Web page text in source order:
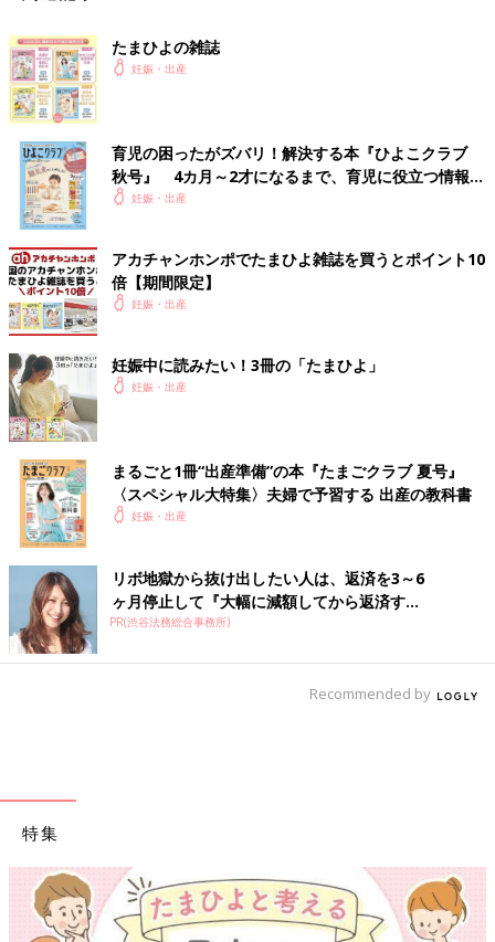
たまひよの雑誌
妊娠・出産
育児の困ったがズバリ！解決する本『ひよこクラブ
秋号』 4カ月～2才になるまで、育児に役立つ情報が
いっぱい！
妊娠・出産
アカチャンホンポでたまひよ雑誌を買うとポイント10
倍【期間限定】
妊娠・出産
妊娠中に読みたい！3冊の「たまひよ」
妊娠・出産
まるごと1冊“出産準備”の本『たまごクラブ 夏号』
〈スペシャル大特集〉夫婦で予習する 出産の教科書
妊娠・出産
リボ地獄から抜け出したい人は、返済を3～6
ヶ月停止して『大幅に減額してから返済す...
PR(渋谷法務総合事務所)
Recommended by
特集